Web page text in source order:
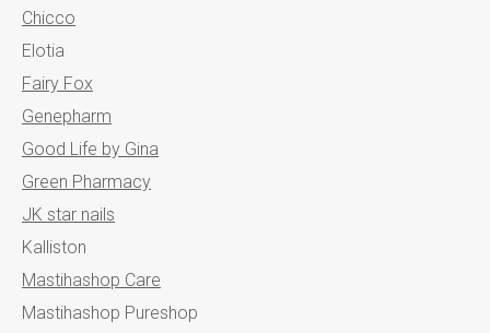
Chicco
Elotia
Fairy Fox
Genepharm
Good Life by Gina
Green Pharmacy
JK star nails
Kalliston
Mastihashop Care
Mastihashop Pureshop